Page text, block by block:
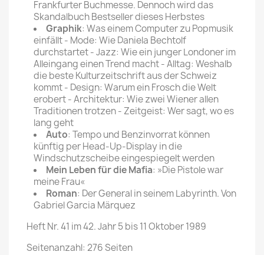
Frankfurter Buchmesse. Dennoch wird das
Skandalbuch Bestseller dieses Herbstes
Graphik: Was einem Computer zu Popmusik
einfällt - Mode: Wie Daniela Bechtolf
durchstartet - Jazz: Wie ein junger Londoner im
Alleingang einen Trend macht - Alltag: Weshalb
die beste Kulturzeitschrift aus der Schweiz
kommt - Design: Warum ein Frosch die Welt
erobert - Architektur: Wie zwei Wiener allen
Traditionen trotzen - Zeitgeist: Wer sagt, wo es
lang geht
Auto: Tempo und Benzinvorrat können
künftig per Head-Up-Display in die
Windschutzscheibe eingespiegelt werden
Mein Leben für die Mafia: »Die Pistole war
meine Frau«
Roman: Der General in seinem Labyrinth. Von
Gabriel Garcia Märquez
Heft Nr. 41 im 42. Jahr 5 bis 11 Oktober 1989
Seitenanzahl: 276 Seiten